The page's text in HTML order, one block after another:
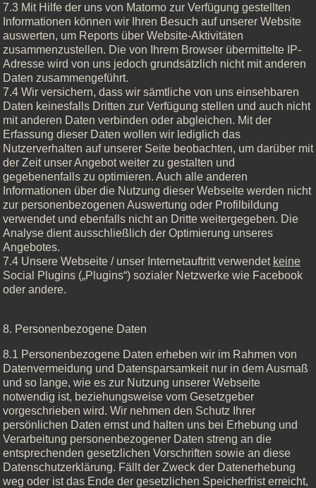
7.3 Mit Hilfe der uns von Matomo zur Verfügung gestellten
Informationen können wir Ihren Besuch auf unserer Website
auswerten, um Reports über Website-Aktivitäten
zusammenzustellen. Die von Ihrem Browser übermittelte IP-
Adresse wird von uns jedoch grundsätzlich nicht mit anderen
Daten zusammengeführt.
7.4 Wir versichern, dass wir sämtliche von uns einsehbaren
Daten keinesfalls Dritten zur Verfügung stellen und auch nicht
mit anderen Daten verbinden oder abgleichen. Mit der
Erfassung dieser Daten wollen wir lediglich das
Nutzerverhalten auf unserer Seite beobachten, um darüber mit
der Zeit unser Angebot weiter zu gestalten und
gegebenenfalls zu optimieren. Auch alle anderen
Informationen über die Nutzung dieser Webseite werden nicht
zur personenbezogenen Auswertung oder Profilbildung
verwendet und ebenfalls nicht an Dritte weitergegeben. Die
Analyse dient ausschließlich der Optimierung unseres
Angebotes.
7.4 Unsere Webseite / unser Internetauftritt verwendet keine
Social Plugins („Plugins“) sozialer Netzwerke wie Facebook
oder andere.
8. Personenbezogene Daten
8.1 Personenbezogene Daten erheben wir im Rahmen von
Datenvermeidung und Datensparsamkeit nur in dem Ausmaß
und so lange, wie es zur Nutzung unserer Webseite
notwendig ist, beziehungsweise vom Gesetzgeber
vorgeschrieben wird. Wir nehmen den Schutz Ihrer
persönlichen Daten ernst und halten uns bei Erhebung und
Verarbeitung personenbezogener Daten streng an die
entsprechenden gesetzlichen Vorschriften sowie an diese
Datenschutzerklärung. Fällt der Zweck der Datenerhebung
weg oder ist das Ende der gesetzlichen Speicherfrist erreicht,